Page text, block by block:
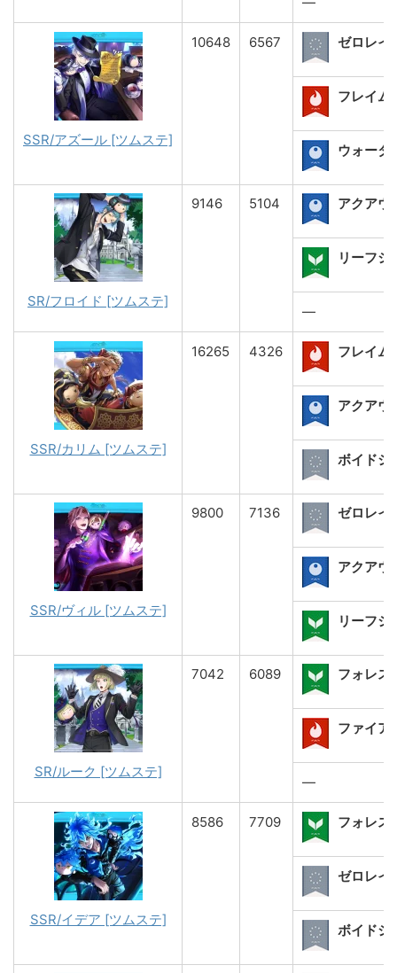
SSR/アズール [ツムステ]
10648 6567 ゼロレイ
フレイム
ウォータ
SR/フロイド [ツムステ]
9146 5104 アクアウ
リーフ
―
SSR/カリム [ツムステ]
16265 4326 フレイム
アクアウ
ボイドシ
SSR/ヴィル [ツムステ]
9800 7136 ゼロレイ
アクアウ
リーフ
SR/ルーク [ツムステ]
7042 6089 フォレス
ファイア
―
SSR/イデア [ツムステ]
8586 7709 フォレス
ゼロレイ
ボイドシ